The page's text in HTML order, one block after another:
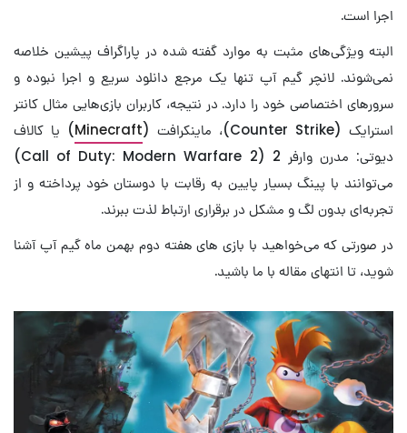
اجرا است.
البته ویژگی‌های مثبت به موارد گفته شده در پاراگراف پیشین خلاصه
نمی‌شوند. لانچر گیم آپ تنها یک مرجع دانلود سریع و اجرا نبوده و
سرورهای اختصاصی خود را دارد. در نتیجه، کاربران بازی‌هایی مثال کانتر
استرایک (Counter Strike)، ماینکرافت (
Minecraft) یا کالاف
دیوتی: مدرن وارفر 2 (Call of Duty: Modern Warfare 2)
می‌توانند با پینگ بسیار پایین به رقابت با دوستان خود پرداخته و از
تجربه‌ای بدون لگ و مشکل در برقراری ارتباط لذت ببرند.
در صورتی که می‌خواهید با بازی های هفته دوم بهمن ماه گیم آپ آشنا
شوید، تا انتهای مقاله با ما باشید.